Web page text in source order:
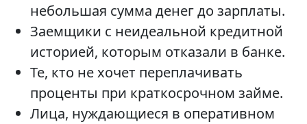
небольшая сумма денег до зарплаты.
Заемщики с неидеальной кредитной
историей, которым отказали в банке.
Те, кто не хочет переплачивать
проценты при краткосрочном займе.
Лица, нуждающиеся в оперативном